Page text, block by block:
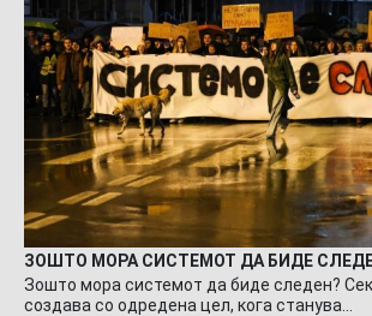
ЗОШТО МОРА СИСТЕМОТ ДА БИДЕ
Зошто мора системот да биде следен?
создава со одредена цел, кога станува…